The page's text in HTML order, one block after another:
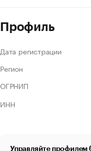
Профиль
Дата регистрации
Регион
ОГРНИП
ИНН
Управляйте профилем